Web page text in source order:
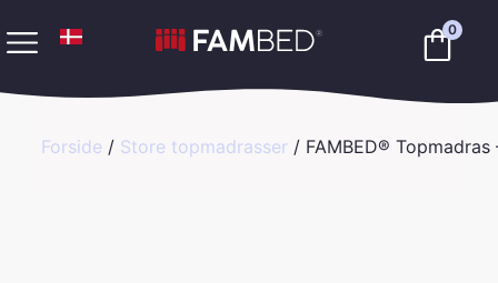
0
Forside / Store topmadrasser / FAMBED®